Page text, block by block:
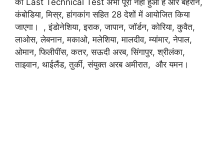
कंबोडिया, मिस्र, हांगकांग सहित 28 देशों में आयोजित किया
जाएगा। , इंडोनेशिया, इराक, जापान, जॉर्डन, कोरिया, कुवैत,
लाओस, लेबनान, मकाओ, मलेशिया, मालदीव, म्यांमार, नेपाल,
ओमान, फिलीपींस, कतर, सऊदी अरब, सिंगापुर, श्रीलंका,
ताइवान, थाईलैंड, तुर्की, संयुक्त अरब अमीरात, और यमन।